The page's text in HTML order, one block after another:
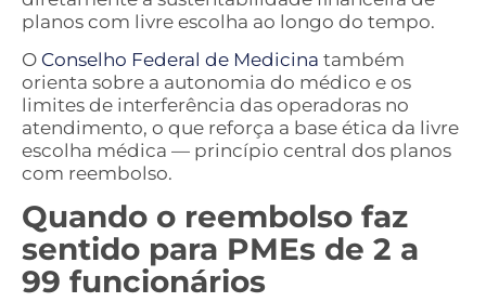
planos com livre escolha ao longo do tempo.
O Conselho Federal de Medicina também
orienta sobre a autonomia do médico e os
limites de interferência das operadoras no
atendimento, o que reforça a base ética da livre
escolha médica — princípio central dos planos
com reembolso.
Quando o reembolso faz
sentido para PMEs de 2 a
99 funcionários